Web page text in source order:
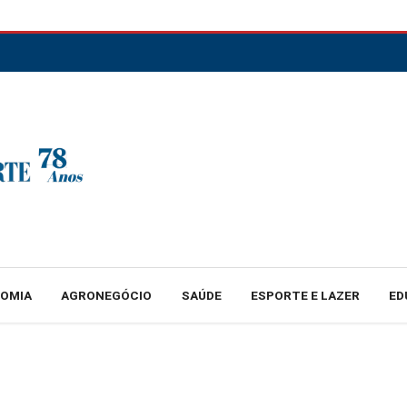
AGRONEGÓCIO SAÚDE ESPORTE E LAZER